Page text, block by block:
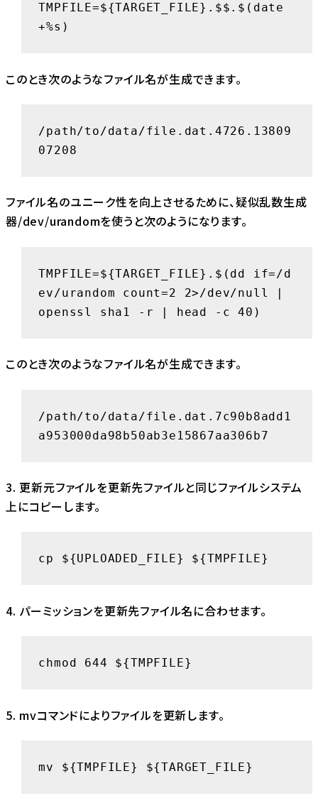
TMPFILE=${TARGET_FILE}.$$.$(date
+%s)
このとき次のようなファイル名が生成できます。
/path/to/data/file.dat.4726.13809
07208
ファイル名のユニーク性を向上させるために、疑似乱数生成
器/dev/urandomを使うと次のようになります。
TMPFILE=${TARGET_FILE}.$(dd if=/d
ev/urandom count=2 2>/dev/null |
openssl sha1 -r | head -c 40)
このとき次のようなファイル名が生成できます。
/path/to/data/file.dat.7c90b8add1
a953000da98b50ab3e15867aa306b7
3. 更新元ファイルを更新先ファイルと同じファイルシステム
上にコピーします。
cp ${UPLOADED_FILE} ${TMPFILE}
4. パーミッションを更新先ファイル名に合わせます。
chmod 644 ${TMPFILE}
5. mvコマンドによりファイルを更新します。
mv ${TMPFILE} ${TARGET_FILE}